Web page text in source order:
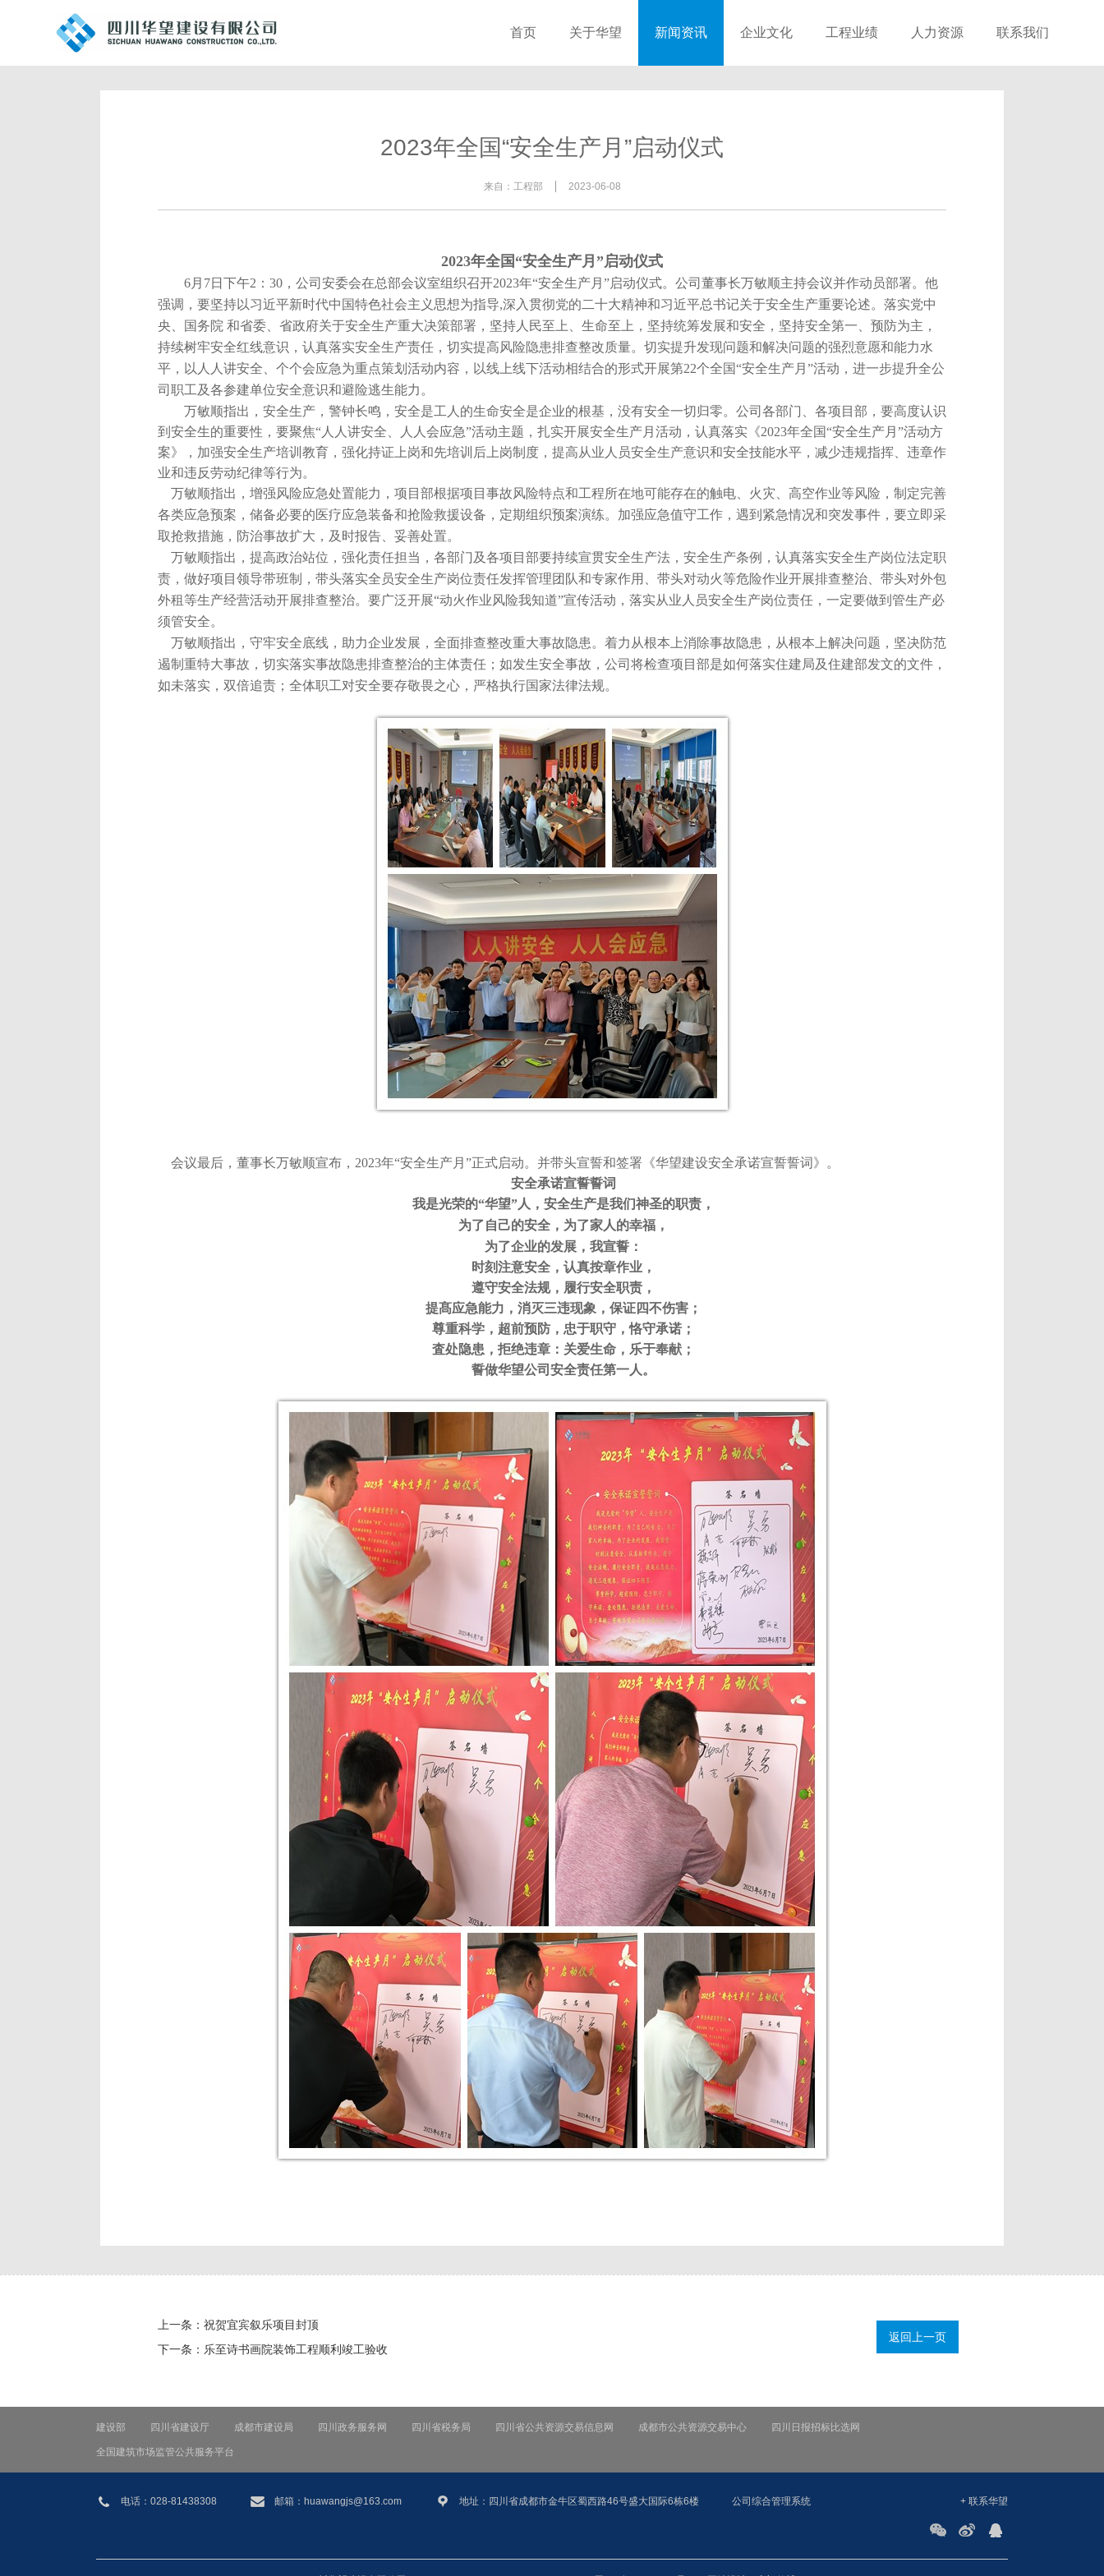
首页 关于华望
公司简介
组织架构
新闻资讯
华望新闻
企业文化
企业文化专栏
工程业绩
精典工程
人力资源
人才理念
联系我们
2023年全国“安全生产月”启动仪式
来自： 工程部 2023-06-08
2023年全国“安全生产月”启动仪式
6月 7日下午2：30，公司安委会在总部会议室组织召开2023年“安全生产月”启动仪式。公司董事长万敏顺主持会议并作动员部署。他
强调，要坚持以习近平新时代中国特色社会主义思想为指导,深入贯彻党的二十大精神和习近平总书记关于安全生产重要论述。落实党中
央、国务院 和省委、省政府关于安全生产重大决策部署，坚持人民至上、生命至上，坚持统筹发展和安全，坚持安全第一、预防为主，
持续树牢安全红线意识，认真落实安全生产责任，切实提高风险隐患排查整改质量。切实提升发现问题和解决问题的强烈意愿和能力水
平，以人人讲安全、个个会应急为重点策划活动内容，以线上线下活动相结合的形式开展第22个全国“安全生产月”活动，进一步提升全公
司职工及各参建单位安全意识和避险逃生能力。
万敏顺指出，安全生产，警钟长鸣，安全是工人的生命安全是企业的根基，没有安全一切归零。公司各部门、各项目部，要高度认识
到安全生的重要性，要聚焦“人人讲安全、人人会应急”活动主题，扎实开展安全生产月活动，认真落实《2023年全国“安全生产月”活动方
案》，加强安全生产培训教育，强化持证上岗和先培训后上岗制度，提高从业人员安全生产意识和安全技能水平，减少违规指挥、违章作
业和违反劳动纪律等行为。
万敏顺指出，增强风险应急处置能力，项目部根据项目事故风险特点和工程所在地可能存在的触电、火灾、高空作业等风险，制定完善
各类应急预案，储备必要的医疗应急装备和抢险救援设备，定期组织预案演练。加强应急值守工作，遇到紧急情况和突发事件，要立即采
取抢救措施，防治事故扩大，及时报告、妥善处置。
万敏顺指出，提高政治站位，强化责任担当，各部门及各项目部要持续宣贯安全生产法，安全生产条例，认真落实安全生产岗位法定职
责，做好项目领导带班制，带头落实全员安全生产岗位责任发挥管理团队和专家作用、带头对动火等危险作业开展排查整治、带头对外包
外租等生产经营活动开展排查整治。要广泛开展“动火作业风险我知道”宣传活动，落实从业人员安全生产岗位责任，一定要做到管生产必
须管安全。
万敏顺指出，守牢安全底线，助力企业发展，全面排查整改重大事故隐患。着力从根本上消除事故隐患，从根本上解决问题，坚决防范
遏制重特大事故，切实落实事故隐患排查整治的主体责任；如发生安全事故，公司将检查项目部是如何落实住建局及住建部发文的文件，
如未落实，双倍追责；全体职工对安全要存敬畏之心，严格执行国家法律法规。
会议最后，董事长万敏顺宣布， 2023年“安全生产月”正式启动。并带头宣誓和签署《华望建设安全承诺宣誓誓词 》。
安全承诺宣誓誓词
我是光荣的“华望”人，安全生产是我们神圣的职责，
为了自己的安全，为了家人的幸福，
为了企业的发展，我宣誓：
时刻注意安全，认真按章作业，
遵守安全法规，履行安全职责，
提髙应急能力，消灭三违现象，保证四不伤害；
尊重科学，超前预防，忠于职守，恪守承诺；
査处隐患，拒绝违章：关爱生命，乐于奉献；
誓做华望公司安全责任第一人。
返回上一页
上一条： 祝贺宜宾叙乐项目封顶
下一条： 乐至诗书画院装饰工程顺利竣工验收
建设部 四川省建设厅 成都市建设局 四川政务服务网 四川省税务局 四川省公共资源交易信息网 成都市公共资源交易中心 四川日报招标比选网
全国建筑市场监管公共服务平台
电话：028-81438308 邮箱：huawangjs@163.com 地址：四川省成都市金牛区蜀西路46号盛大国际6栋6楼 公司综合管理系统 + 联系华望